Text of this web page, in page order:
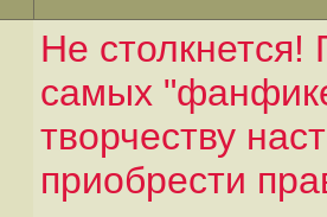
Не столкнется!
самых
творчеству
приобрести